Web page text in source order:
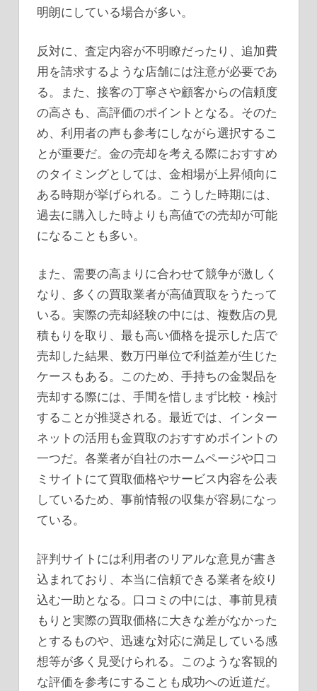
明朗にしている場合が多い。
反対に、査定内容が不明瞭だったり、追加費
用を請求するような店舗には注意が必要であ
る。また、接客の丁寧さや顧客からの信頼度
の高さも、高評価のポイントとなる。そのた
め、利用者の声も参考にしながら選択するこ
とが重要だ。金の売却を考える際におすすめ
のタイミングとしては、金相場が上昇傾向に
ある時期が挙げられる。こうした時期には、
過去に購入した時よりも高値での売却が可能
になることも多い。
また、需要の高まりに合わせて競争が激しく
なり、多くの買取業者が高値買取をうたって
いる。実際の売却経験の中には、複数店の見
積もりを取り、最も高い価格を提示した店で
売却した結果、数万円単位で利益差が生じた
ケースもある。このため、手持ちの金製品を
売却する際には、手間を惜しまず比較・検討
することが推奨される。最近では、インター
ネットの活用も金買取のおすすめポイントの
一つだ。各業者が自社のホームページや口コ
ミサイトにて買取価格やサービス内容を公表
しているため、事前情報の収集が容易になっ
ている。
評判サイトには利用者のリアルな意見が書き
込まれており、本当に信頼できる業者を絞り
込む一助となる。口コミの中には、事前見積
もりと実際の買取価格に大きな差がなかった
とするものや、迅速な対応に満足している感
想等が多く見受けられる。このような客観的
な評価を参考にすることも成功への近道だ。